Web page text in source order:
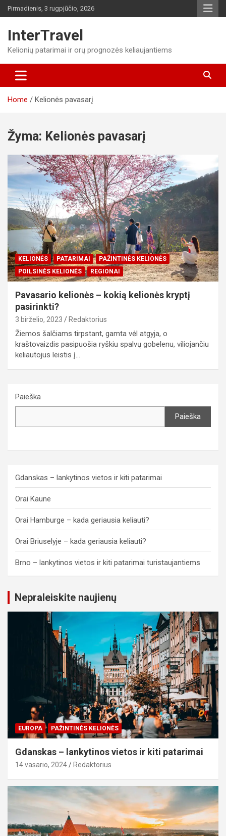
Skip
to
Pirmadienis, 3 rugpjūčio, 2026
InterTravel
Kelionių patarimai ir orų prognozės keliaujantiems
Home Kelionės pavasarį
Žyma: Kelionės pavasarį
KELIONĖS PATARIMAI
PAŽINTINĖS KELIONĖS
POILSINĖS KELIONĖS
REGIONAI
Pavasario kelionės – kokią kelionės kryptį
pasirinkti?
3 birželio, 2023 Redaktorius
Žiemos šalčiams tirpstant, gamta vėl atgyja, o
kraštovaizdis pasipuošia ryškiu spalvų gobelenu, viliojančiu
keliautojus leistis į…
Paieška
Paieška
Gdanskas – lankytinos vietos ir kiti patarimai
Orai Kaune
Orai Hamburge – kada geriausia keliauti?
Orai Briuselyje – kada geriausia keliauti?
Brno – lankytinos vietos ir kiti patarimai turistaujantiems
Nepraleiskite naujienų
EUROPA PAŽINTINĖS KELIONĖS
Gdanskas – lankytinos vietos ir kiti patarimai
14 vasario, 2024 Redaktorius